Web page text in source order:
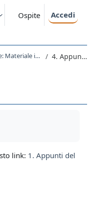
Ospite Accedi
Parte Reale: Materiale integrativo al manuale 4. Appunti del corso
link: 1. Appunti del